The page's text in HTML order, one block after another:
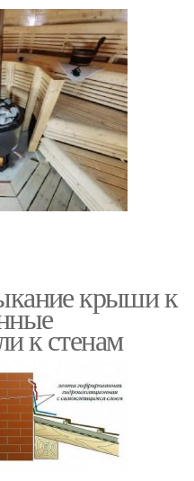
крыши к
к стенам